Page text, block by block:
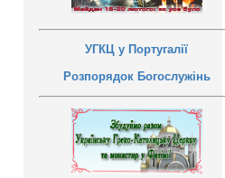
УГКЦ у Португалії
Розпорядок Богослужінь